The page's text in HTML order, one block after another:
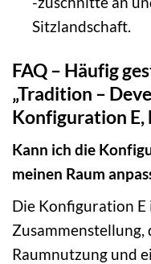
Sitzlandschaft.
FAQ – Häufig
„Tradition –
Konfiguration E,
Kann ich die
meinen Raum
Die Konfiguration E
Raumnutzung und